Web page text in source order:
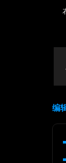
编